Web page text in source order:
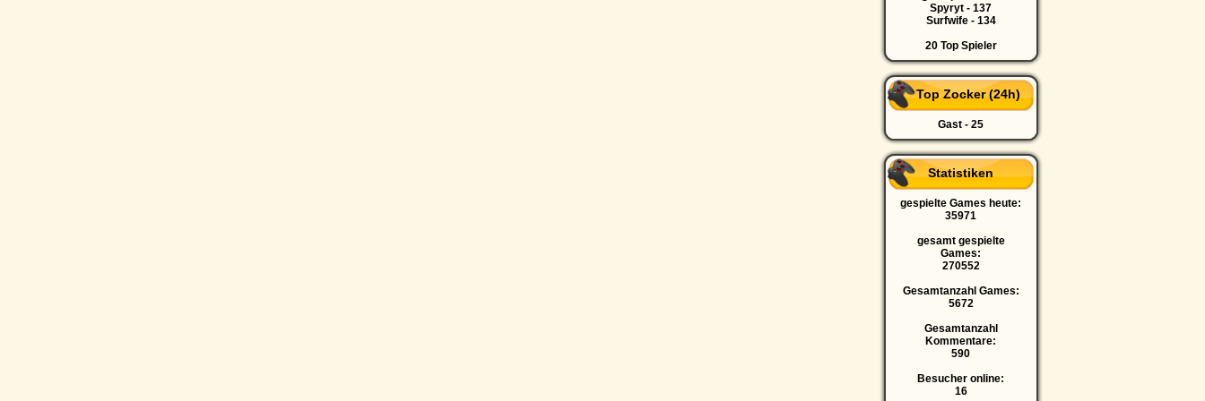
Spyryt - 137
Surfwife - 134
20 Top Spieler
Top Zocker (24h)
Gast - 25
Statistiken
gespielte Games heute:
35971
gesamt gespielte
Games:
270552
Gesamtanzahl Games:
5672
Gesamtanzahl
Kommentare:
590
Besucher online:
16